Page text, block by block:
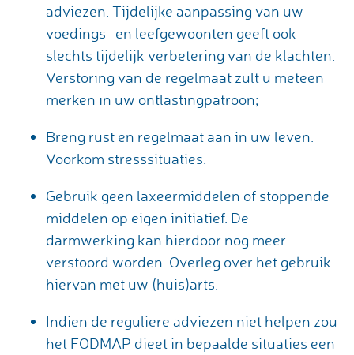
adviezen. Tijdelijke aanpassing van uw
voedings- en leefgewoonten geeft ook
slechts tijdelijk verbetering van de klachten.
Verstoring van de regelmaat zult u meteen
merken in uw ontlastingpatroon;
Breng rust en regelmaat aan in uw leven.
Voorkom stresssituaties.
Gebruik geen laxeermiddelen of stoppende
middelen op eigen initiatief. De
darmwerking kan hierdoor nog meer
verstoord worden. Overleg over het gebruik
hiervan met uw (huis)arts.
Indien de reguliere adviezen niet helpen zou
het FODMAP dieet in bepaalde situaties een